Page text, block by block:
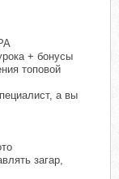
+ бонусы
топовой
а вы
загар,